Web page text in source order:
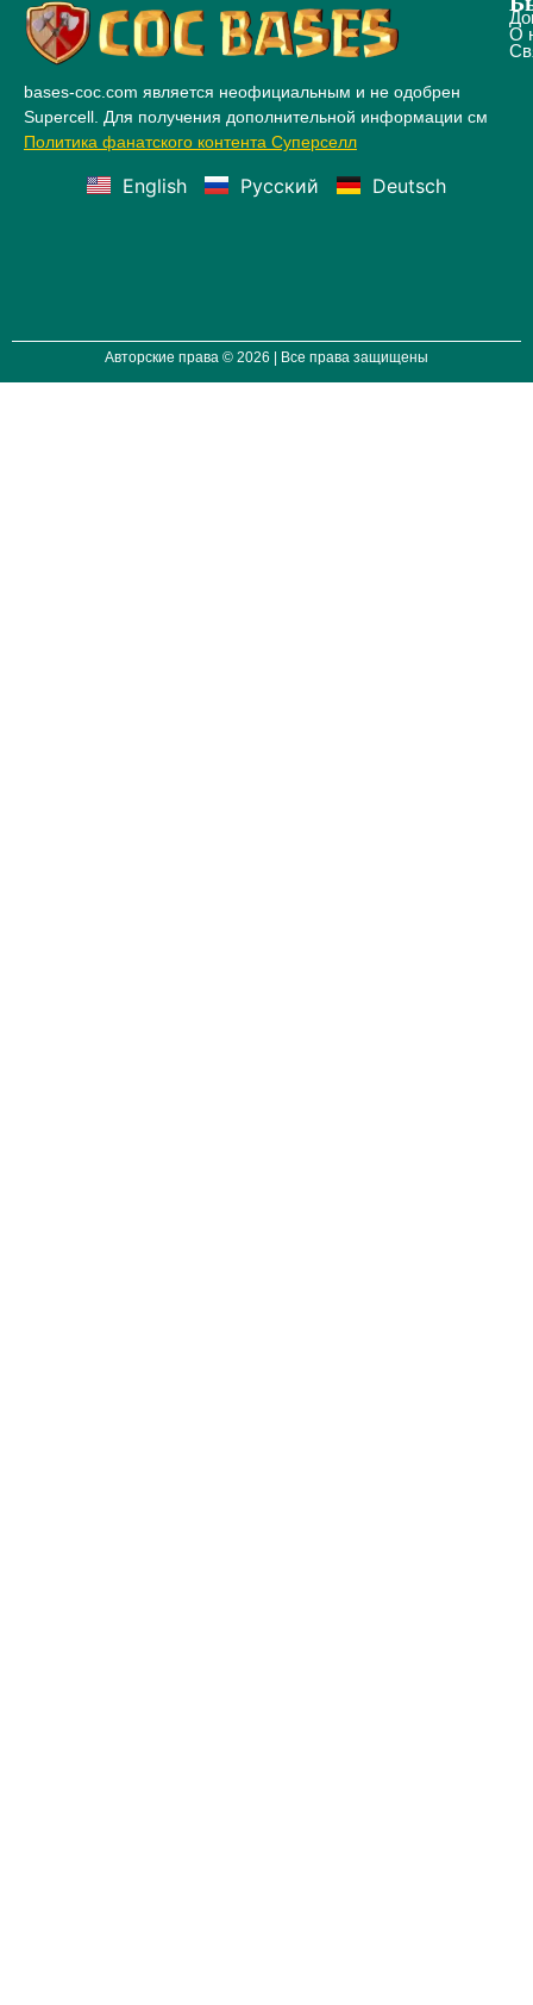
bases-coc.com является неофициальным и не одобрен
Supercell. Для получения дополнительной информации см
Политика фанатского контента Суперселл
English Русский Deutsch
О
Авторские права © 2026 | Все права защищены